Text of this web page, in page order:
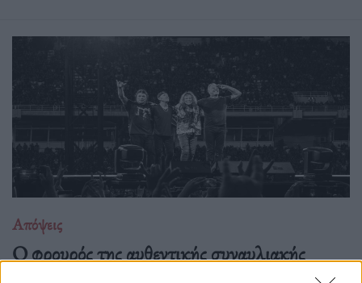
Απόψεις
O φρουρός της αυθεντικής συναυλιακής